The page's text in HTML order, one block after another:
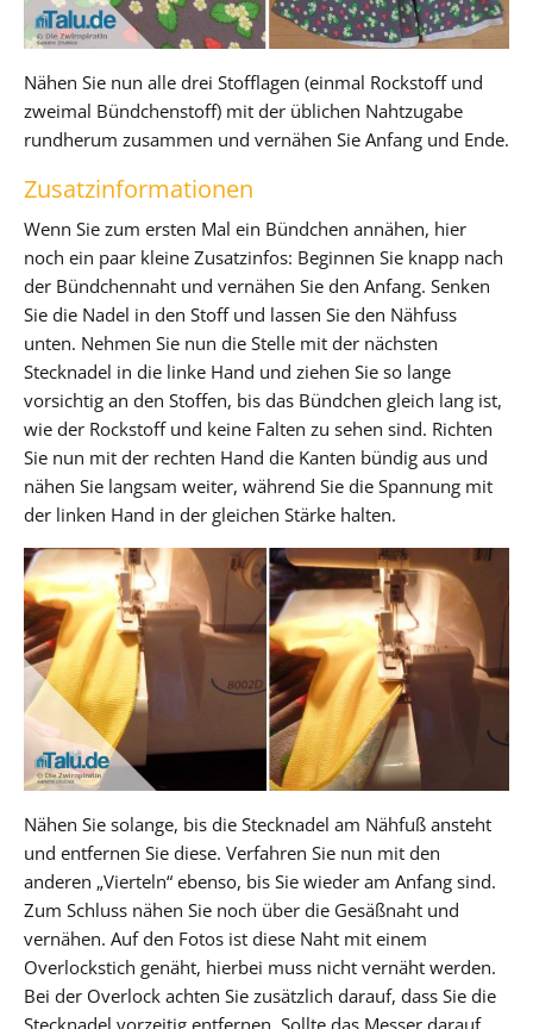
Nähen Sie nun alle drei Stofflagen (einmal Rockstoff und
zweimal Bündchenstoff) mit der üblichen Nahtzugabe
rundherum zusammen und vernähen Sie Anfang und Ende.
Zusatzinformationen
Wenn Sie zum ersten Mal ein Bündchen annähen, hier
noch ein paar kleine Zusatzinfos: Beginnen Sie knapp nach
der Bündchennaht und vernähen Sie den Anfang. Senken
Sie die Nadel in den Stoff und lassen Sie den Nähfuss
unten. Nehmen Sie nun die Stelle mit der nächsten
Stecknadel in die linke Hand und ziehen Sie so lange
vorsichtig an den Stoffen, bis das Bündchen gleich lang ist,
wie der Rockstoff und keine Falten zu sehen sind. Richten
Sie nun mit der rechten Hand die Kanten bündig aus und
nähen Sie langsam weiter, während Sie die Spannung mit
der linken Hand in der gleichen Stärke halten.
Nähen Sie solange, bis die Stecknadel am Nähfuß ansteht
und entfernen Sie diese. Verfahren Sie nun mit den
anderen „Vierteln“ ebenso, bis Sie wieder am Anfang sind.
Zum Schluss nähen Sie noch über die Gesäßnaht und
vernähen. Auf den Fotos ist diese Naht mit einem
Overlockstich genäht, hierbei muss nicht vernäht werden.
Bei der Overlock achten Sie zusätzlich darauf, dass Sie die
Stecknadel vorzeitig entfernen. Sollte das Messer darauf